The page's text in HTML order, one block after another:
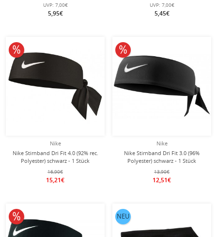
UVP: 7,00€
5,95€
UVP: 7,00€
5,45€
Nike
Nike Stirnband Dri Fit 4.0 (92% rec.
Polyester) schwarz - 1 Stück
16,90€
15,21€
10% reduziert
Nike
Nike Stirnband Dri Fit 3.0 (96%
Polyester) schwarz - 1 Stück
13,90€
12,51€
10% reduziert
10% reduziert NEU